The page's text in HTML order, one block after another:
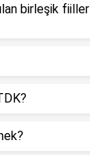
birleşik fiiller